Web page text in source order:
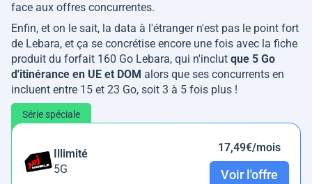
face aux offres concurrentes.
Enfin, et on le sait, la data à l'étranger n'est pas le point fort
de Lebara, et ça se concrétise encore une fois avec la fiche
produit du forfait 160 Go Lebara, qui n'inclut que 5 Go
d'itinérance en UE et DOM alors que ses concurrents en
incluent entre 15 et 23 Go, soit 3 à 5 fois plus !
Série spéciale
Illimité
5G
17,49€/mois
Voir l'offre